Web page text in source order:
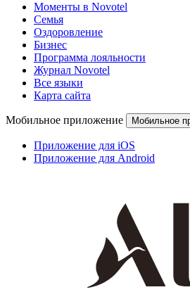
Моменты в Novotel
Семья
Оздоровление
Бизнес
Программа лояльности
Журнал Novotel
Все языки
Карта сайта
Мобильное приложение Мобильное
Приложение для iOS
Приложение для Android